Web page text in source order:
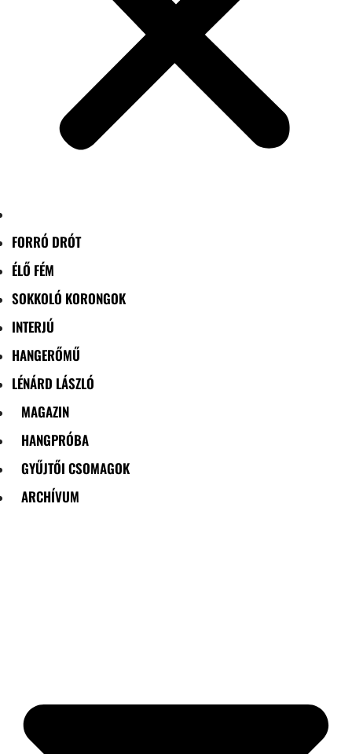
FORRÓ DRÓT
ÉLŐ FÉM
SOKKOLÓ KORONGOK
INTERJÚ
HANGERŐMŰ
LÉNÁRD LÁSZLÓ
MAGAZIN
HANGPRÓBA
GYŰJTŐI CSOMAGOK
ARCHÍVUM